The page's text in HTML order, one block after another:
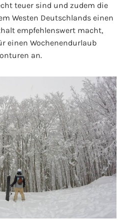
teuer sind und zudem die
Westen Deutschlands einen
empfehlenswert macht,
einen Wochenendurlaub
an.